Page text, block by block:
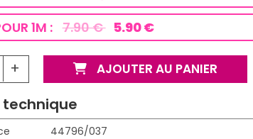
1M : 7.90 € 5.90 €
+ AJOUTER AU PANIER
technique
44796/037